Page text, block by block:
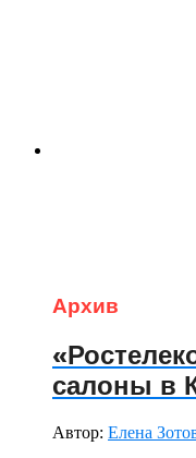
Архив
салоны в
Автор: Елена